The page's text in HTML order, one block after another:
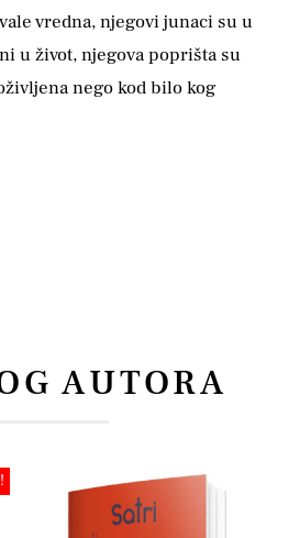
vredna, njegovi junaci su u
u život, njegova poprišta su
nego kod bilo kog
AUTORA